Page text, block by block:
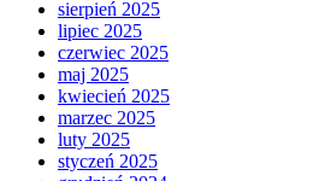
sierpień 2025
lipiec 2025
czerwiec 2025
maj 2025
kwiecień 2025
marzec 2025
luty 2025
styczeń 2025